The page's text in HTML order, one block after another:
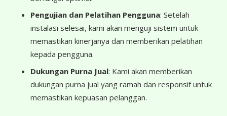
Pengujian dan Pelatihan Pengguna: Setelah
instalasi selesai, kami akan menguji sistem untuk
memastikan kinerjanya dan memberikan pelatihan
kepada pengguna.
Dukungan Purna Jual: Kami akan memberikan
dukungan purna jual yang ramah dan responsif untuk
memastikan kepuasan pelanggan.